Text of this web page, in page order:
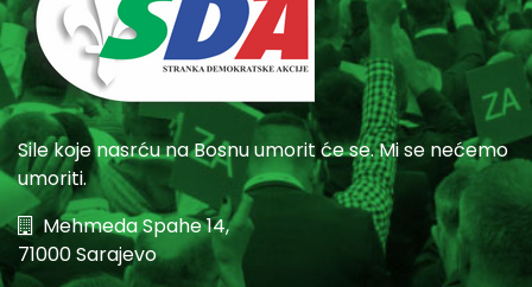
Sile koje nasrću na Bosnu umorit će se. Mi se nećemo
umoriti.
Mehmeda Spahe 14,
71000 Sarajevo